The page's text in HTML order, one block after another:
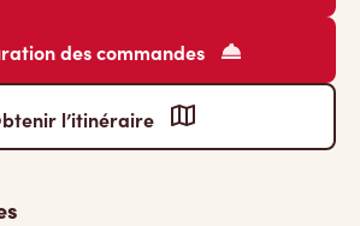
des commandes
l’itinéraire